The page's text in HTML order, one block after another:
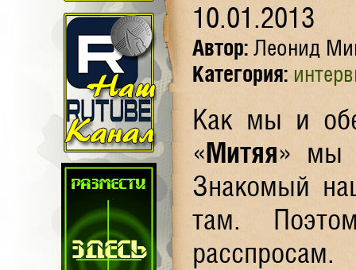
10.01.2013
Автор: Леонид
Категория:
Как мы и
«Митяя» мы
Знакомый
там.
расспросам.